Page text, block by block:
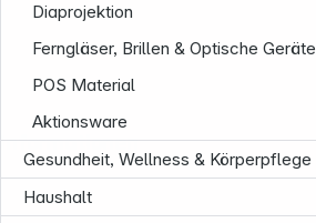
Diaprojektion
Ferngläser, Brillen & Optische Geräte
POS Material
Aktionsware
Gesundheit, Wellness & Körperpflege
Haushalt
Informationen